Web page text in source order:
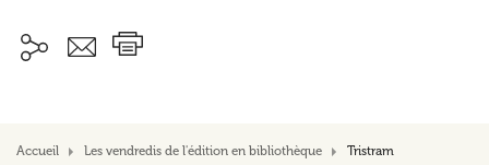
Accueil Les vendredis de l'édition en bibliothèque Tristram